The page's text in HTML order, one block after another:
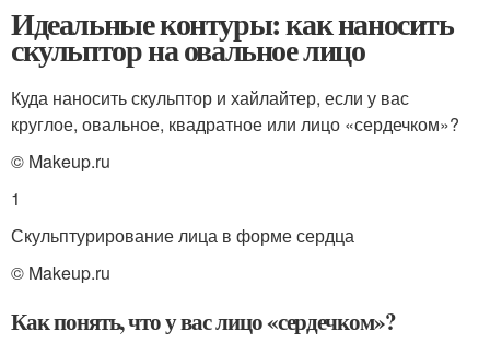
Идеальные контуры: как наносить
скульптор на овальное лицо
Куда наносить скульптор и хайлайтер, если у вас
круглое, овальное, квадратное или лицо «сердечком»?
© Makeup.ru
1
Скульптурирование лица в форме сердца
© Makeup.ru
Как понять, что у вас лицо «сердечком»?